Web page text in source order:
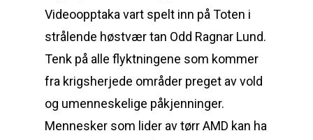
Videoopptaka vart spelt inn på Toten i
strålende høstvær tan Odd Ragnar Lund.
Tenk på alle flyktningene som kommer
fra krigsherjede områder preget av vold
og umenneskelige påkjenninger.
Mennesker som lider av tørr AMD kan ha